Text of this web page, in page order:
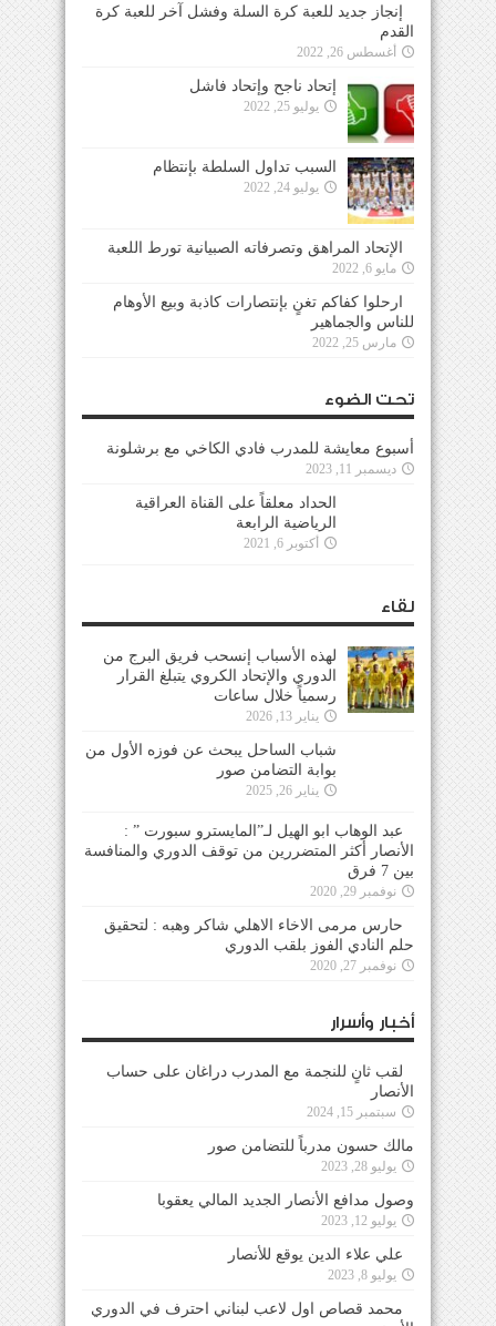
إنجاز جديد للعبة كرة السلة وفشل آخر للعبة كرة
القدم
أغسطس 26, 2022
إتحاد ناجح وإتحاد فاشل
يوليو 25, 2022
السبب تداول السلطة بإنتظام
يوليو 24, 2022
الإتحاد المراهق وتصرفاته الصبيانية تورط اللعبة
مايو 6, 2022
ارحلوا كفاكم تغنٍ بإنتصارات كاذبة وبيع الأوهام
للناس والجماهير
مارس 25, 2022
تحت الضوء
أسبوع معايشة للمدرب فادي الكاخي مع برشلونة
ديسمبر 11, 2023
الحداد معلقاً على القناة العراقية الرياضية الرابعة
لهذه الأسباب إنسحب فريق البرج من
الدوري والإتحاد الكروي يتبلغ القرار
رسمياً خلال ساعات
يناير 13, 2026
شباب الساحل يبحث عن فوزه الأول من بوابة
التضامن صور
عبد الوهاب ابو الهيل لـ”المايسترو سبورت ” :
بين 7 فرق
نوفمبر 29, 2020
حارس مرمى الاخاء الاهلي شاكر وهبه : لتحقيق
نوفمبر 27, 2020
لقب ثانٍ للنجمة مع المدرب دراغان على حساب
سبتمبر 15, 2024
مالك حسون مدرباً للتضامن صور
وصول مدافع الأنصار الجديد المالي يعقوبا
علي علاء الدين يوقع للأنصار
محمد قصاص اول لاعب لبناني احترف في الدوري
مارس 24, 2021